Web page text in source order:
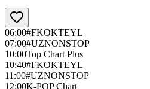
06:00#FKOKTEYL
07:00#UZNONSTOP
10:00Top Chart Plus
10:40#FKOKTEYL
11:00#UZNONSTOP
12:00K-POP Chart